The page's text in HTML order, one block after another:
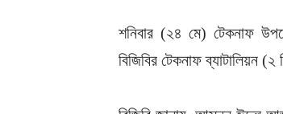
শনিবার (২৪ মে) টেকনাফ
বিজিবির টেকনাফ ব্যাটালিয়ন (২